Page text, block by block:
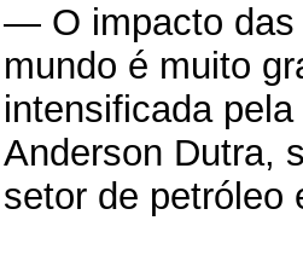
— O impacto das
mundo é muito
intensificada
Anderson Dutra,
setor de petróleo